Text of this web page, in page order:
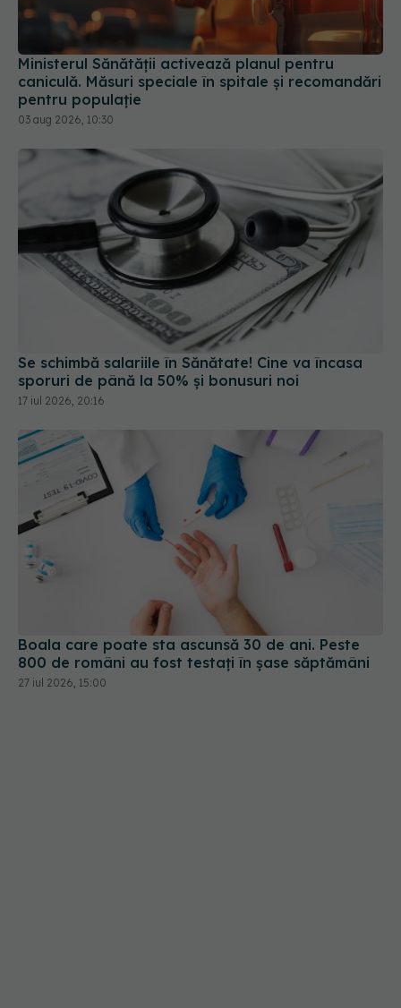
Ministerul Sănătății activează planul pentru
caniculă. Măsuri speciale în spitale și recomandări
pentru populație
03 aug 2026, 10:30
Se schimbă salariile în Sănătate! Cine va încasa
sporuri de până la 50% și bonusuri noi
17 iul 2026, 20:16
Boala care poate sta ascunsă 30 de ani. Peste
800 de români au fost testați în șase săptămâni